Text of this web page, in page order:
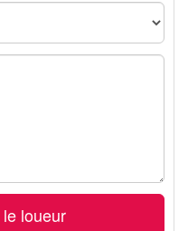
loueur